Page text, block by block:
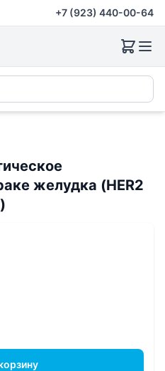
+7 (923) 440-00-64
желудка (HER2